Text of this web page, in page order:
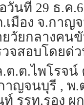
วันที่ 29 ธ.ค
เมือง จ.กาญ
วัยกลางคน
จสอบโดยด่
ต.ต.ไพโรจน์
าญจนบุรี , พ.
รรท.รอง ผ